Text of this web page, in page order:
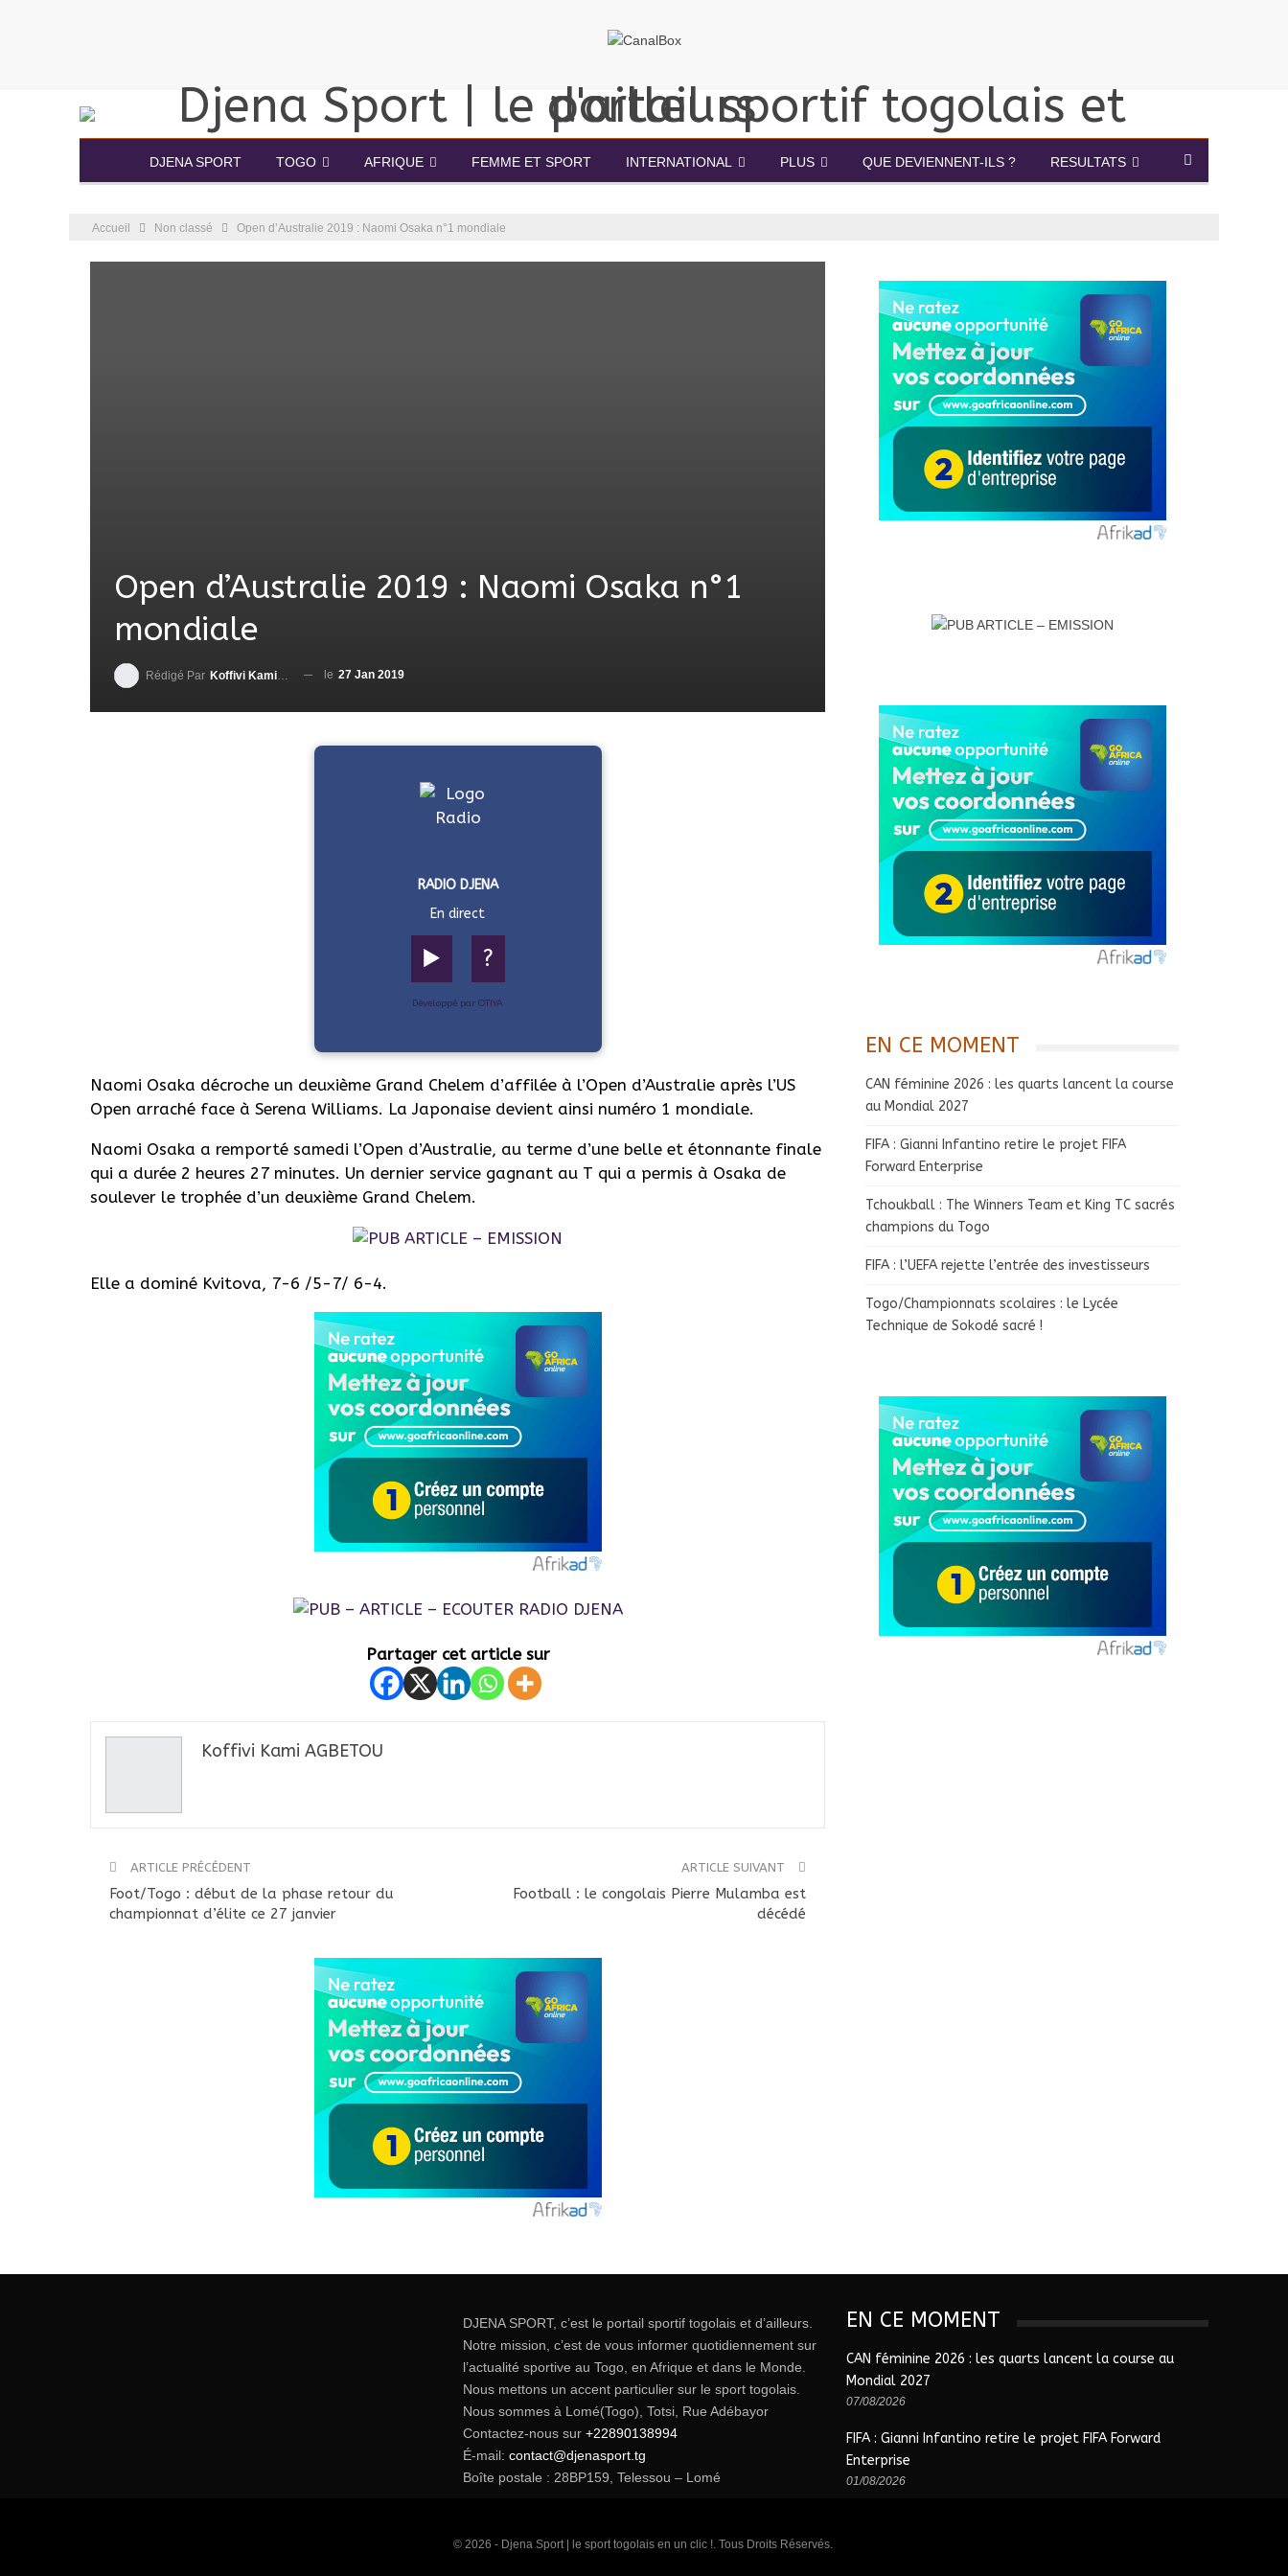
DJENA SPORT TOGO AFRIQUE FEMME ET SPORT INTERNATIONAL PLUS QUE DEVIENNENT-ILS ? RESULTATS
Accueil Non classé Open d’Australie 2019 : Naomi Osaka n°1 mondiale
Open d’Australie 2019 : Naomi Osaka n°1
mondiale
Rédigé Par Koffivi Kami AGBETOU le 27 Jan 2019
RADIO DJENA
En direct
▶️ ?
Développé par OTIYA
Naomi Osaka décroche un deuxième Grand Chelem d’affilée à l’Open d’Australie après l’US
Open arraché face à Serena Williams. La Japonaise devient ainsi numéro 1 mondiale.
Naomi Osaka a remporté samedi l’Open d’Australie, au terme d’une belle et étonnante finale
qui a durée 2 heures 27 minutes. Un dernier service gagnant au T qui a permis à Osaka de
soulever le trophée d’un deuxième Grand Chelem.
Elle a dominé Kvitova, 7-6 /5-7/ 6-4.
Partager cet article sur
Koffivi Kami AGBETOU
ARTICLE PRÉCÉDENT
Foot/Togo : début de la phase retour du
championnat d’élite ce 27 janvier
ARTICLE SUIVANT
Football : le congolais Pierre Mulamba est
décédé
EN CE MOMENT
CAN féminine 2026 : les quarts lancent la course
au Mondial 2027
FIFA : Gianni Infantino retire le projet FIFA
Forward Enterprise
Tchoukball : The Winners Team et King TC sacrés
champions du Togo
FIFA : l’UEFA rejette l’entrée des investisseurs
Togo/Championnats scolaires : le Lycée
Technique de Sokodé sacré !
DJENA SPORT, c’est le portail sportif togolais et d’ailleurs.
Notre mission, c’est de vous informer quotidiennement sur
l’actualité sportive au Togo, en Afrique et dans le Monde.
Nous mettons un accent particulier sur le sport togolais.
Nous sommes à Lomé(Togo), Totsi, Rue Adébayor
Contactez-nous sur +22890138994
É-mail: contact@djenasport.tg
Boîte postale : 28BP159, Telessou – Lomé
EN CE MOMENT
CAN féminine 2026 : les quarts lancent la course au
Mondial 2027
07/08/2026
FIFA : Gianni Infantino retire le projet FIFA Forward
Enterprise
01/08/2026
© 2026 - Djena Sport | le sport togolais en un clic !. Tous Droits Réservés.